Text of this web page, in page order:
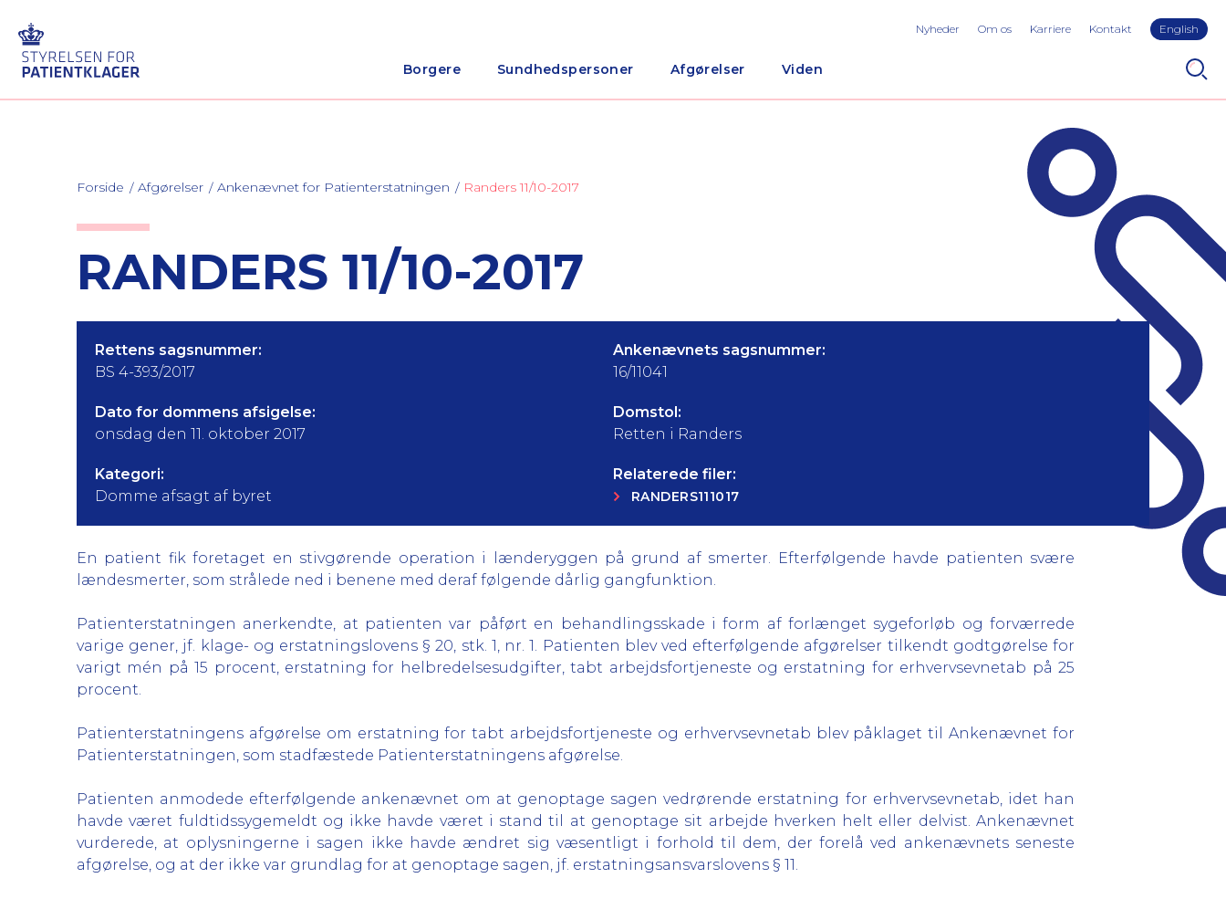
Borgere Sundhedspersoner Afgørelser Viden
Nyheder Om os Karriere Kontakt English
Forside Afgørelser Ankenævnet for Patienterstatningen Randers 11/10-2017
RANDERS 11/10-2017
Rettens sagsnummer:
BS 4-393/2017
Ankenævnets sagsnummer:
16/11041
Dato for dommens afsigelse:
onsdag den 11. oktober 2017
Domstol:
Retten i Randers
Kategori:
Domme afsagt af byret
Relaterede filer:
RANDERS111017
En patient fik foretaget en stivgørende operation i lænderyggen på grund af smerter. Efterfølgende havde patienten svære
lændesmerter, som strålede ned i benene med deraf følgende dårlig gangfunktion.
Patienterstatningen anerkendte, at patienten var påført en behandlingsskade i form af forlænget sygeforløb og forværrede
varige gener, jf. klage- og erstatningslovens § 20, stk. 1, nr. 1. Patienten blev ved efterfølgende afgørelser tilkendt godtgørelse for
varigt mén på 15 procent, erstatning for helbredelsesudgifter, tabt arbejdsfortjeneste og erstatning for erhvervsevnetab på 25
procent.
Patienterstatningens afgørelse om erstatning for tabt arbejdsfortjeneste og erhvervsevnetab blev påklaget til Ankenævnet for
Patienterstatningen, som stadfæstede Patienterstatningens afgørelse.
Patienten anmodede efterfølgende ankenævnet om at genoptage sagen vedrørende erstatning for erhvervsevnetab, idet han
havde været fuldtidssygemeldt og ikke havde været i stand til at genoptage sit arbejde hverken helt eller delvist. Ankenævnet
vurderede, at oplysningerne i sagen ikke havde ændret sig væsentligt i forhold til dem, der forelå ved ankenævnets seneste
afgørelse, og at der ikke var grundlag for at genoptage sagen, jf. erstatningsansvarslovens § 11.